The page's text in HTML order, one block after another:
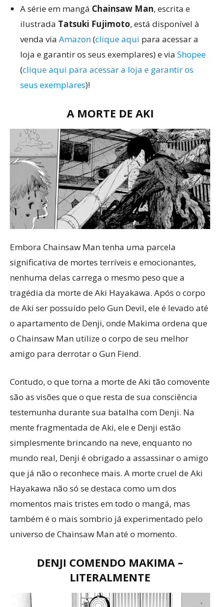
A série em mangá Chainsaw Man, escrita e
ilustrada Tatsuki Fujimoto, está disponível à
venda via Amazon(clique aqui para acessar a
loja e garantir os seus exemplares) e via Shopee
(clique aqui para acessar a loja e garantir os
seus exemplares)!
A MORTE DE AKI
Embora Chainsaw Man tenha uma parcela
significativa de mortes terríveis e emocionantes,
nenhuma delas carrega o mesmo peso que a
tragédia da morte de Aki Hayakawa. Após o corpo
de Aki ser possuído pelo Gun Devil, ele é levado até
o apartamento de Denji, onde Makima ordena que
o Chainsaw Man utilize o corpo de seu melhor
amigo para derrotar o Gun Fiend.
Contudo, o que torna a morte de Aki tão comovente
são as visões que o que resta de sua consciência
testemunha durante sua batalha com Denji. Na
mente fragmentada de Aki, ele e Denji estão
simplesmente brincando na neve, enquanto no
mundo real, Denji é obrigado a assassinar o amigo
que já não o reconhece mais. A morte cruel de Aki
Hayakawa não só se destaca como um dos
momentos mais tristes em todo o mangá, mas
também é o mais sombrio já experimentado pelo
universo de Chainsaw Man até o momento.
DENJI COMENDO MAKIMA –
LITERALMENTE